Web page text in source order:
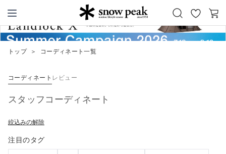
Snow Peak
お
気
カ
ー
トップ ＞ コーディネート一覧
コーディネート レビュー
スタッフコーディネート
絞込みの解除
注目のタグ